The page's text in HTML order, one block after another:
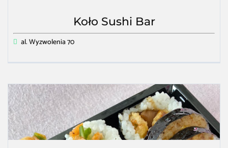
Koło Sushi Bar
al. Wyzwolenia 70